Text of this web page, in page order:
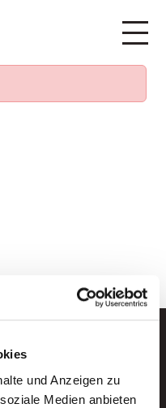
und Anzeigen zu
Medien anbieten
E-Mail.